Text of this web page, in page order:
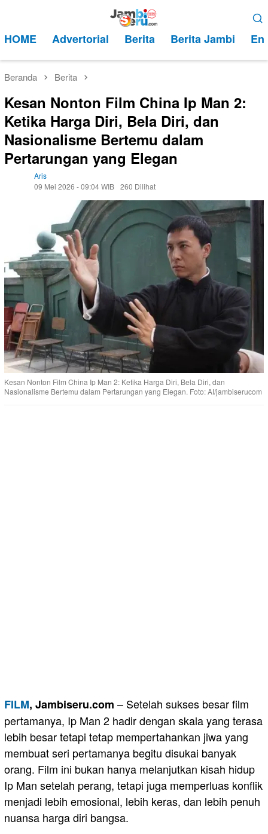
kontenMobile
HOME Advertorial Berita Berita Jambi
Beranda Berita
Kesan Nonton Film China Ip Man 2:
Ketika Harga Diri, Bela Diri, dan
Nasionalisme Bertemu dalam
Pertarungan yang Elegan
Aris
09 Mei 2026 - 09:04 WIB 260 Dilihat
Kesan Nonton Film China Ip Man 2: Ketika Harga Diri, Bela Diri, dan
Nasionalisme Bertemu dalam Pertarungan yang Elegan. Foto: AI/jambiserucom
FILM, Jambiseru.com – Setelah sukses besar film
pertamanya, Ip Man 2 hadir dengan skala yang terasa
lebih besar tetapi tetap mempertahankan jiwa yang
membuat seri pertamanya begitu disukai banyak
orang. Film ini bukan hanya melanjutkan kisah hidup
Ip Man setelah perang, tetapi juga memperluas konflik
menjadi lebih emosional, lebih keras, dan lebih penuh
nuansa harga diri bangsa.